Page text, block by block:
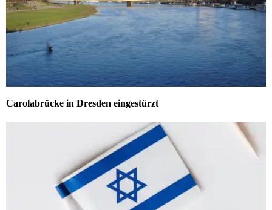
Carolabrücke in Dresden eingestürzt